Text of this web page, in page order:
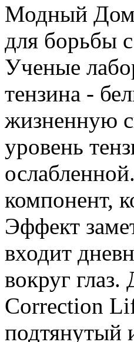
Модный Дом
для борьбы
Ученые
тензина -
жизненную
уровень
компонент,
Эффект
входит
вокруг
Correction
подтянутый